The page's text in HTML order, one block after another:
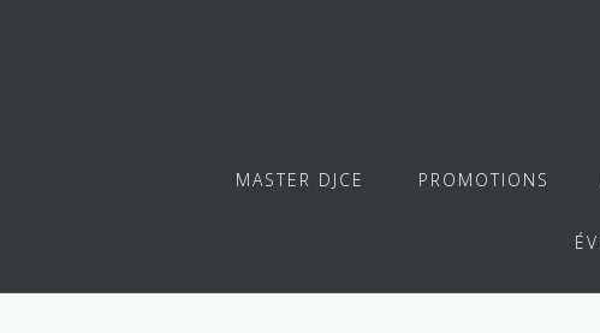
MASTER DJCE PROMOTIONS